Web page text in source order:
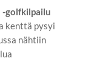
-golfkilpailu
kenttä pysyi
nähtiin